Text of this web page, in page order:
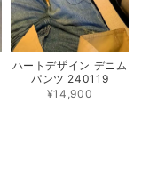
ハートデザイン デニム
パンツ 240119
¥14,900